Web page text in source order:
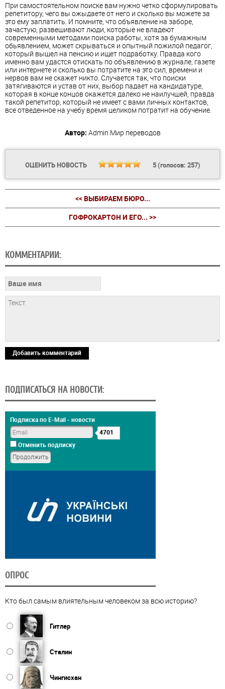
При самостоятельном поиске вам нужно четко сформулировать
репетитору, чего вы ожыдаете от него и сколько вы можете за
это ему заплатить. И помните, что объявление на заборе,
зачастую, развешивают люди, которые не владеют
современными методами поиска работы, хотя за бумажным
обьявлением, может скрываться и опытный пожилой педагог,
который вышел на пенсию и ищет подработку. Правда кого
именно вам удастся отискать по объявлению в журнале, газете
или интернете и сколько вы потратите на это сил, времени и
нервов вам не скажет никто. Случается так, что поиски
затягиваются и устав от них, выбор падает на кандидатуре,
которая в конце концов окажется далеко не наилучшей, правда
такой репетитор, который не имеет с вами личных контактов,
все отведенное на учебу время целиком потратит на обучение.
Автор: Admin Мир переводов
ОЦЕНИТЬ НОВОСТЬ 5(голосов: 257)
<< ВЫБИРАЕМ БЮРО...
ГОФРОКАРТОН И ЕГО... >>
КОММЕНТАРИИ:
Добавить комментарий
ПОДПИСАТЬСЯ НА НОВОСТИ:
Подписка по E-Mail - новости
4701
Отменить подписку
ОПРОС
Кто был самым влиятельным человеком за всю историю?
Гитлер
Сталин
Чингисхан